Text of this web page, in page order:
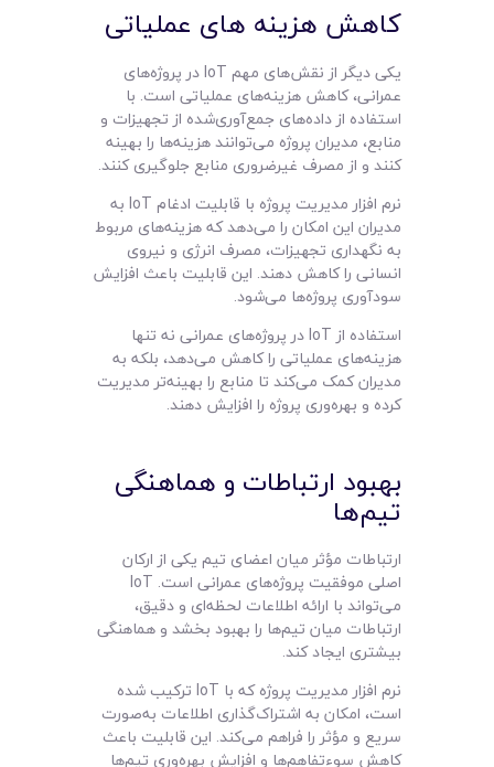
کاهش هزینه‌ های عملیاتی
یکی دیگر از نقش‌های مهم IoT در پروژه‌های
عمرانی، کاهش هزینه‌های عملیاتی است. با
استفاده از داده‌های جمع‌آوری‌شده از تجهیزات و
منابع، مدیران پروژه می‌توانند هزینه‌ها را بهینه
کنند و از مصرف غیرضروری منابع جلوگیری کنند.
نرم افزار مدیریت پروژه با قابلیت ادغام IoT به
مدیران این امکان را می‌دهد که هزینه‌های مربوط
به نگهداری تجهیزات، مصرف انرژی و نیروی
انسانی را کاهش دهند. این قابلیت باعث افزایش
سودآوری پروژه‌ها می‌شود.
استفاده از IoT در پروژه‌های عمرانی نه تنها
هزینه‌های عملیاتی را کاهش می‌دهد، بلکه به
مدیران کمک می‌کند تا منابع را بهینه‌تر مدیریت
کرده و بهره‌وری پروژه را افزایش دهند.
بهبود ارتباطات و هماهنگی
تیم‌ها
ارتباطات مؤثر میان اعضای تیم یکی از ارکان
اصلی موفقیت پروژه‌های عمرانی است. IoT
می‌تواند با ارائه اطلاعات لحظه‌ای و دقیق،
ارتباطات میان تیم‌ها را بهبود بخشد و هماهنگی
بیشتری ایجاد کند.
نرم افزار مدیریت پروژه که با IoT ترکیب شده
است، امکان به اشتراک‌گذاری اطلاعات به‌صورت
سریع و مؤثر را فراهم می‌کند. این قابلیت باعث
کاهش سوءتفاهم‌ها و افزایش بهره‌وری تیم‌ها